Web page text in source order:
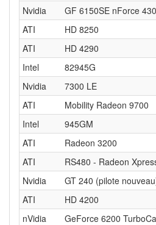
Nvidia
GF 6150SE nForce 430
ATI
HD 8250
ATI
HD 4290
Intel
82945G
Nvidia
7300 LE
ATI
Mobility Radeon 9700
Intel
945GM
ATI
Radeon 3200
ATI
RS480 - Radeon
Nvidia
GT 240 (pilote
ATI
HD 4200
nVidia
GeForce 6200